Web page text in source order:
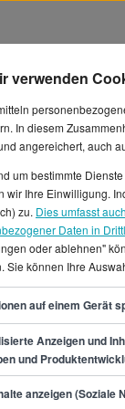
in
ein
von ca. 5.425 €
€.In Bochum
28
Vollzeit- und
Brand
verwenden
In diesem
angereichert, auch
um bestimmte
wir Ihre Einwilligung.
zu. Dies umfasst
Daten in
oder ablehnen"
Sie können Ihre
auf einem Gerät
Anzeigen und
und
anzeigen (Soziale